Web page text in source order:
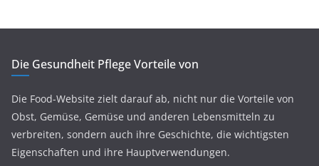
Die Gesundheit Pflege Vorteile von
Die Food-Website zielt darauf ab, nicht nur die Vorteile von
Obst, Gemüse, Gemüse und anderen Lebensmitteln zu
verbreiten, sondern auch ihre Geschichte, die wichtigsten
Eigenschaften und ihre Hauptverwendungen.